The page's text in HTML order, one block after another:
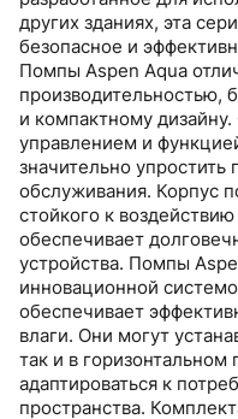
других зданиях, эта
безопасное и
Помпы Aspen Aqua
производительностью,
и компактному
управлением и
значительно упростить
обслуживания. Корпус
стойкого к
обеспечивает
устройства. Помпы
инновационной
обеспечивает
влаги. Они могут
так и в
адаптироваться к
пространства.